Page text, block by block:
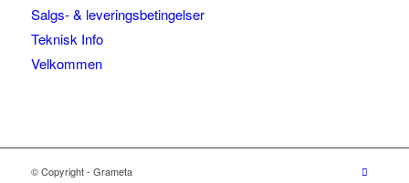
Salgs- & leveringsbetingelser
Teknisk Info
Velkommen
© Copyright - Grameta